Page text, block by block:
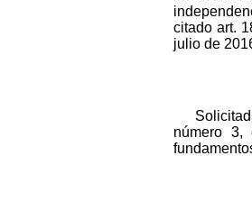
citado art.
julio de
número 3,